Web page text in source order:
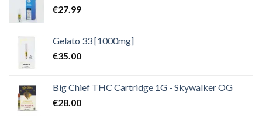
€27.99
Gelato 33 [1000mg]
€35.00
Big Chief THC Cartridge 1G - Skywalker OG
€28.00